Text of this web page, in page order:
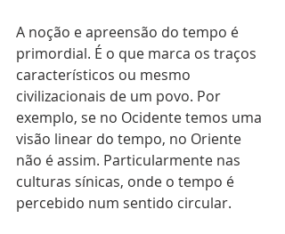
A noção e apreensão do tempo é
primordial. É o que marca os traços
característicos ou mesmo
civilizacionais de um povo. Por
exemplo, se no Ocidente temos uma
visão linear do tempo, no Oriente
não é assim. Particularmente nas
culturas sínicas, onde o tempo é
percebido num sentido circular.